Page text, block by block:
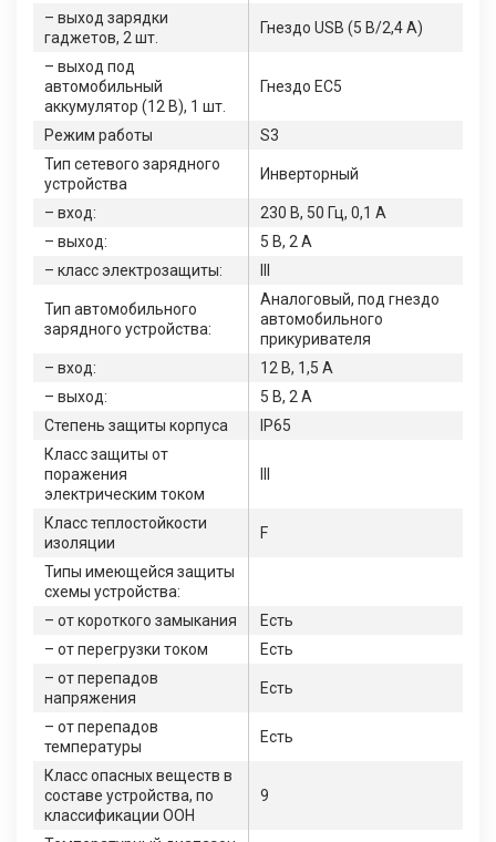
– выход зарядки
гаджетов, 2 шт.
Гнездо USB (5 В/2,4 А)
– выход под
автомобильный
аккумулятор (12 В), 1 шт.
Гнездо ЕС5
Режим работы
S3
Тип сетевого зарядного
устройства
Инверторный
– вход:
230 В, 50 Гц, 0,1 А
– выход:
5 В, 2 А
– класс электрозащиты:
Тип автомобильного
зарядного устройства:
Аналоговый, под гнездо
автомобильного
прикуривателя
– вход:
12 В, 1,5 А
– выход:
5 В, 2 А
Степень защиты корпуса
IP65
Класс защиты от
поражения
электрическим током
Класс теплостойкости
изоляции
F
Типы имеющейся защиты
схемы устройства:
– от короткого замыкания
Есть
– от перегрузки током
Есть
– от перепадов
напряжения
Есть
– от перепадов
температуры
Есть
Класс опасных веществ в
составе устройства, по
классификации ООН
9